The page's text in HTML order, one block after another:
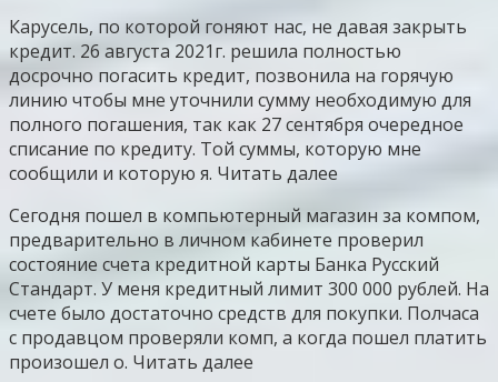
Карусель, по которой гоняют нас, не давая закрыть
кредит. 26 августа 2021г. решила полностью
досрочно погасить кредит, позвонила на горячую
линию чтобы мне уточнили сумму необходимую для
полного погашения, так как 27 сентября очередное
списание по кредиту. Той суммы, которую мне
сообщили и которую я. Читать далее
Сегодня пошел в компьютерный магазин за компом,
предварительно в личном кабинете проверил
состояние счета кредитной карты Банка Русский
Стандарт. У меня кредитный лимит 300 000 рублей. На
счете было достаточно средств для покупки. Полчаса
с продавцом проверяли комп, а когда пошел платить
произошел о. Читать далее